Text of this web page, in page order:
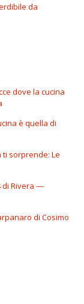
da
dove la cucina
è quella di
sorprende: Le
di Rivera —
di Cosimo